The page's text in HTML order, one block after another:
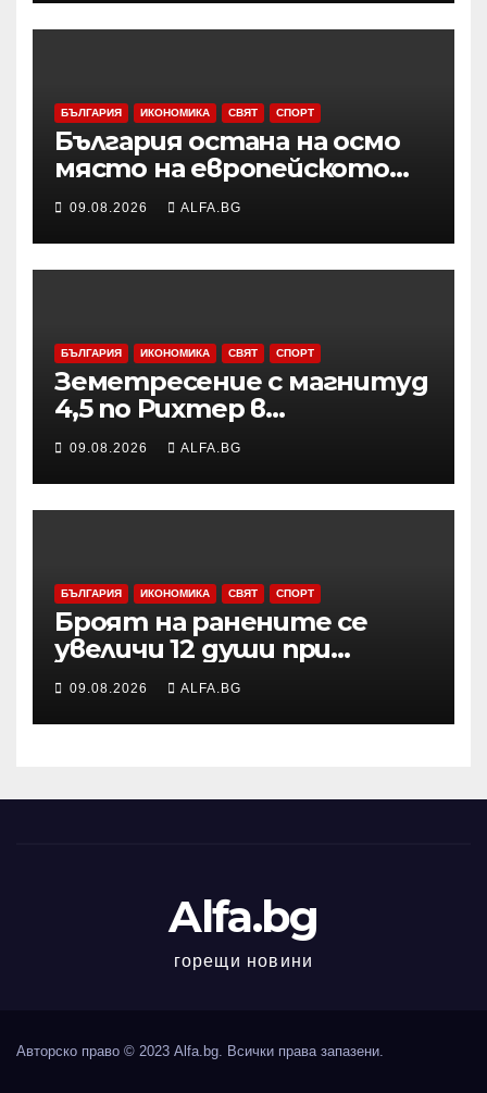
БЪЛГАРИЯ ИКОНОМИКА СВЯТ СПОРТ
България остана на осмо
място на европейското
първенство по баскетбол
за девойки до 18 години в
Дивизия „В“
09.08.2026 ALFA.BG
БЪЛГАРИЯ ИКОНОМИКА СВЯТ СПОРТ
Земетресение с магнитуд
4,5 по Рихтер в
Югоизточна Турция; няма
данни за пострадали и
разрушения
09.08.2026 ALFA.BG
БЪЛГАРИЯ ИКОНОМИКА СВЯТ СПОРТ
Броят на ранените се
увеличи 12 души при
нощната атака в Одеса,
съобщи областният
управител
09.08.2026 ALFA.BG
Alfa.bg
горещи новини
Авторско право © 2023 Alfa.bg. Всички права запазени.